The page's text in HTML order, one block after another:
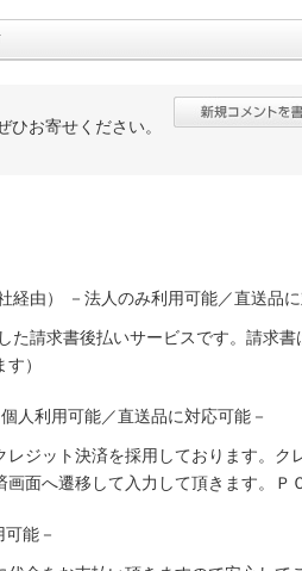
お寄せください。
経由） －法人のみ利用可能／直送品
た請求書後払いサービスです。請求
）
人利用可能／直送品に対応可能－
ジット決済を採用しております。
面へ遷移して入力して頂きます。Ｐ
能－